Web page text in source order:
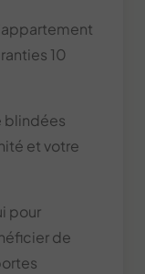
10
blindées
et votre
pour
de